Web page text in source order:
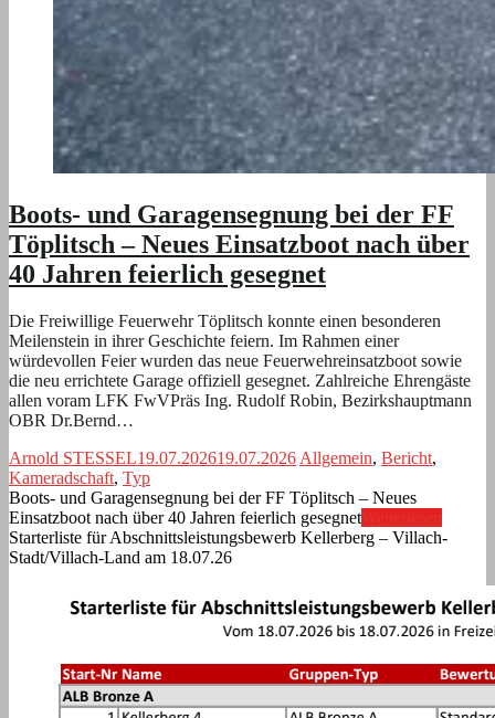
Boots- und Garagensegnung bei der FF
Töplitsch – Neues Einsatzboot nach über
40 Jahren feierlich gesegnet
Die Freiwillige Feuerwehr Töplitsch konnte einen besonderen
Meilenstein in ihrer Geschichte feiern. Im Rahmen einer
würdevollen Feier wurden das neue Feuerwehreinsatzboot sowie
die neu errichtete Garage offiziell gesegnet. Zahlreiche Ehrengäste
allen voram LFK FwVPräs Ing. Rudolf Robin, Bezirkshauptmann
OBR Dr.Bernd…
Arnold STESSEL19.07.202619.07.2026 Allgemein, Bericht,
Kameradschaft, Typ
Boots- und Garagensegnung bei der FF Töplitsch – Neues
Einsatzboot nach über 40 Jahren feierlich gesegnet
Starterliste für Abschnittsleistungsbewerb Kellerberg – Villach-
Stadt/Villach-Land am 18.07.26